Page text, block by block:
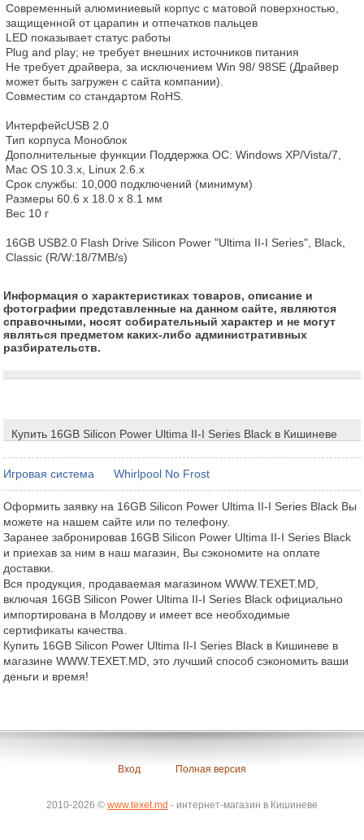
Современный алюминиевый корпус с матовой поверхностью,
защищенной от царапин и отпечатков пальцев
LED показывает статус работы
Рlug and play; не требует внешних источников питания
Не требует драйвера, за исключением Win 98/ 98SE (Драйвер
может быть загружен с сайта компании).
Совместим со стандартом RoHS.
ИнтерфейсUSB 2.0
Тип корпуса Моноблок
Дополнительные функции Поддержка ОС: Windows XP/Vista/7,
Mac OS 10.3.x, Linux 2.6.x
Срок службы: 10,000 подключений (минимум)
Размеры 60.6 x 18.0 x 8.1 мм
Вес 10 г
16GB USB2.0 Flash Drive Silicon Power "Ultima II-I Series", Black,
Classic (R/W:18/7MB/s)
Информация о характеристиках товаров, описание и
фотографии представленные на данном сайте, являются
справочными, носят собирательный характер и не могут
являться предметом каких-либо административных
разбирательств.
Купить 16GB Silicon Power Ultima II-I Series Black в Кишиневе
Игровая система Whirlpool No Frost
Оформить заявку на 16GB Silicon Power Ultima II-I Series Black Вы
можете на нашем сайте или по телефону.
Заранее забронировав 16GB Silicon Power Ultima II-I Series Black
и приехав за ним в наш магазин, Вы сэкономите на оплате
доставки.
Вся продукция, продаваемая магазином WWW.TEXET.MD,
включая 16GB Silicon Power Ultima II-I Series Black официально
импортирована в Молдову и имеет все необходимые
сертификаты качества.
Купить 16GB Silicon Power Ultima II-I Series Black в Кишиневе в
магазине WWW.TEXET.MD, это лучший способ сэкономить ваши
деньги и время!
Вход Полная версия
2010-2026 © www.texet.md - интернет-магазин в Кишиневе